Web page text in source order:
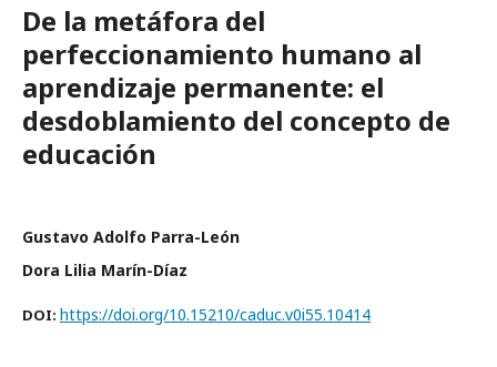
De la metáfora del
perfeccionamiento humano al
aprendizaje permanente: el
desdoblamiento del concepto de
educación
Gustavo Adolfo Parra-León
Dora Lilia Marín-Díaz
DOI: https://doi.org/10.15210/caduc.v0i55.10414